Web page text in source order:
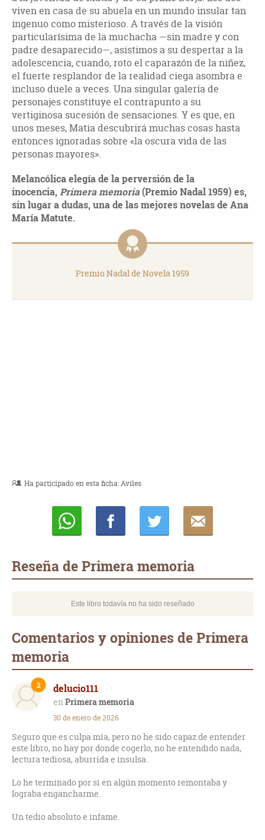
viven en casa de su abuela en un mundo insular tan
ingenuo como misterioso. A través de la visión
particularísima de la muchacha —sin madre y con
padre desaparecido—, asistimos a su despertar a la
adolescencia, cuando, roto el caparazón de la niñez,
el fuerte resplandor de la realidad ciega asombra e
incluso duele a veces. Una singular galería de
personajes constituye el contrapunto a su
vertiginosa sucesión de sensaciones. Y es que, en
unos meses, Matia descubrirá muchas cosas hasta
entonces ignoradas sobre «la oscura vida de las
personas mayores».
Melancólica elegía de la perversión de la
inocencia, Primera memoria(Premio Nadal 1959) es,
sin lugar a dudas, una de las mejores novelas de Ana
María Matute.
Premio Nadal de Novela 1959
Ha participado en esta ficha:Aviles
Reseña de Primera memoria
Este libro todavía no ha sido reseñado
Comentarios y opiniones de Primera
memoria
delucio111
Primera memoria
2
30 de enero de 2026
Seguro que es culpa mía, pero no he sido capaz de entender
este libro, no hay por donde cogerlo, no he entendido nada,
lectura tediosa, aburrida e insulsa.
Lo he terminado por si en algún momento remontaba y
lograba engancharme.
Un tedio absoluto e infame.